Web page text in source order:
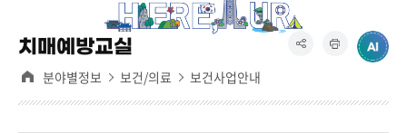
치매예방교실
분야별정보 보건/의료 보건사업안내